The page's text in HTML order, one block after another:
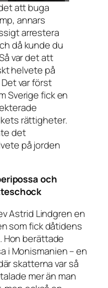
att buga
annars
arrestera
då kunde du
var det att
helvete på
var först
Sverige fick en
rättigheter.
det
på jorden
och
Astrid Lindgren en
som fick dåtidens
Hon berättade
i Monismanien – en
skatterna var så
mer än man